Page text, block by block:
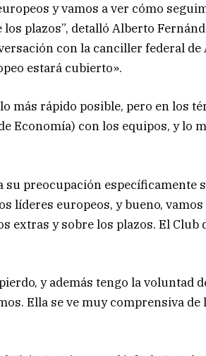
y vamos a ver cómo
plazos”, detalló Alberto
con la canciller federal de
estará cubierto».
más rápido posible, pero en los
Economía) con los equipos, y lo
su preocupación específicamente
líderes europeos, y bueno,
extras y sobre los plazos. El Club
y además tengo la voluntad
Ella se ve muy comprensiva de